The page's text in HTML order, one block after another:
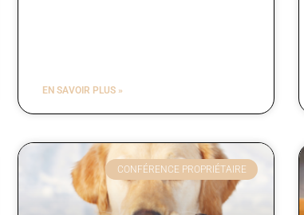
EN SAVOIR PLUS »
CONFÉRENCE PROPRIÉTAIRE